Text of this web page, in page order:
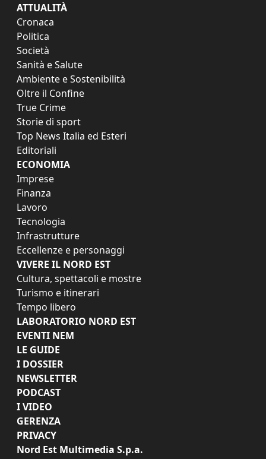
ATTUALITÀ
Cronaca
Politica
Società
Sanità e Salute
Ambiente e Sostenibilità
Oltre il Confine
True Crime
Storie di sport
Top News Italia ed Esteri
Editoriali
ECONOMIA
Imprese
Finanza
Lavoro
Tecnologia
Infrastrutture
Eccellenze e personaggi
VIVERE IL NORD EST
Cultura, spettacoli e mostre
Turismo e itinerari
Tempo libero
LABORATORIO NORD EST
EVENTI NEM
LE GUIDE
I DOSSIER
NEWSLETTER
PODCAST
I VIDEO
GERENZA
PRIVACY
Nord Est Multimedia S.p.a.